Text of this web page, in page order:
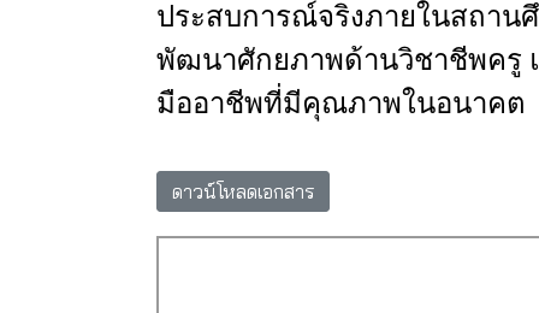
ประสบการณ์จริงภายในสถาน
พัฒนาศักยภาพด้านวิชาชีพครู
มืออาชีพที่มีคุณภาพในอนาคต
ดาวน์โหลดเอกสาร